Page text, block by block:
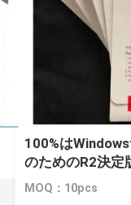
100%は
のためのR2決定
MOQ：10pcs